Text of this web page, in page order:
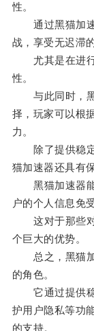
性。
通过黑猫加速
战，享受无迟滞
尤其是在进行
性。
与此同时，黑
择，玩家可以根
力。
除了提供稳定
猫加速器还具有
黑猫加速器能
户的个人信息免
这对于那些对
个巨大的优势。
总之，黑猫加
的角色。
它通过提供稳
护用户隐私等功
的支持。